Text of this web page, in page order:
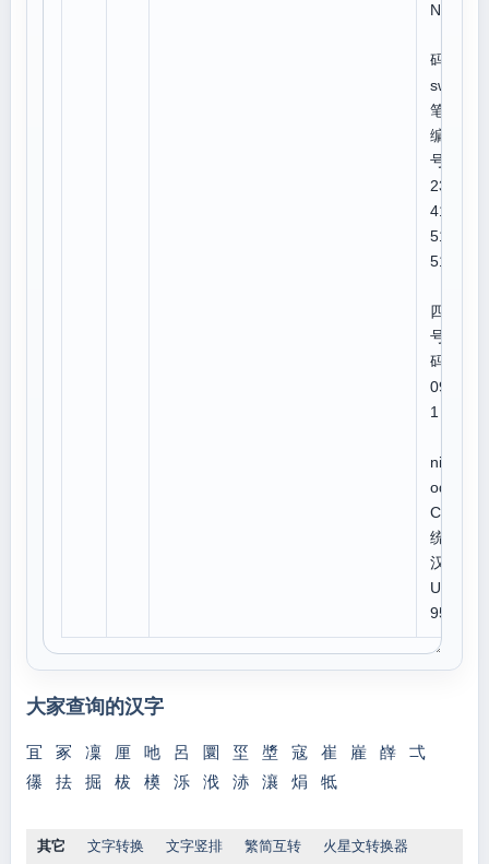
N
码:f
swa
笔顺
编
号:1
234
412
514
512
四角
号
码:4
092
1
niC
ode:
CJK
统一
汉字
U 6
95F
大家查询的汉字
冝 冢 凜 厘 吔 呂 圜 坙 墏 寇 崔 嵟 嶭
弌
忁
抾 掘 柭 橂 泺 浌 浾 瀼 焆 牴
其它 文字转换 文字竖排 繁简互转 火星文转换器